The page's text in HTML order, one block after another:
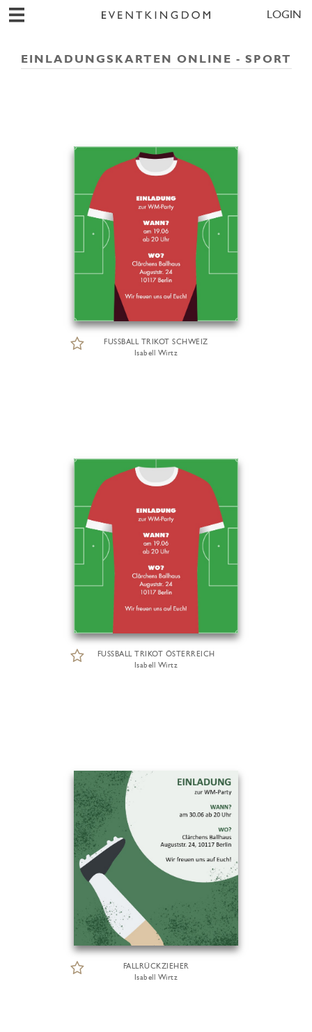
LOGIN
EINLADUNGSKARTEN ONLINE - SPORT
FUSSBALL TRIKOT SCHWEIZ
Isabell Wirtz
FUSSBALL TRIKOT ÖSTERREICH
Isabell Wirtz
FALLRÜCKZIEHER
Isabell Wirtz